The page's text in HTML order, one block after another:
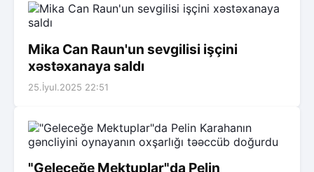
Mika Can Raun'un sevgilisi işçini
xəstəxanaya saldı
25.İyul.2025 22:51
"Geleceğe Mektuplar"da Pelin